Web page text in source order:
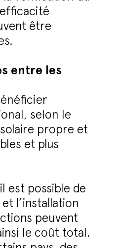
être
entre les
selon le
propre et
et plus
est possible de
l’installation
peuvent
le coût total.